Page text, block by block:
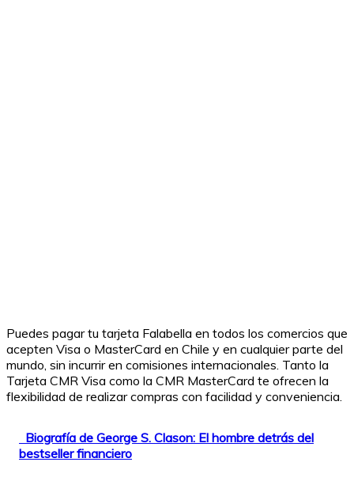
Puedes pagar tu tarjeta Falabella en todos los comercios que
acepten Visa o MasterCard en Chile y en cualquier parte del
mundo, sin incurrir en comisiones internacionales. Tanto la
Tarjeta CMR Visa como la CMR MasterCard te ofrecen la
flexibilidad de realizar compras con facilidad y conveniencia.
Biografía de George S. Clason: El hombre detrás del
bestseller financiero